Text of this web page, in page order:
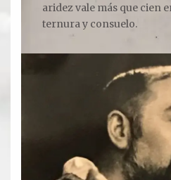
Escultores
Revista «La Voz del
Contar mi testimonio
Compartir un lugar
aridez vale más que cien
ternura y consuelo.